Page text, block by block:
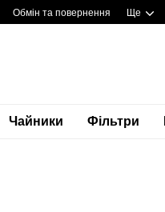
Обмін та повернення Ще
Чайники Фільтри